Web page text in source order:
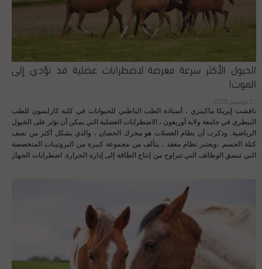
أو إلتفافها (وهو الغالب) يمكن أن يكون التدخل الجراحي اهم الحلول المطروحة. مقالات
ذات صلة كيف تحمي حصانك من المغص (الكوليك)؟ اتخاذ القرارات في حالات المغص
الحرجة:دور مالك الحصان والطبيب البيطري تابعونا على الانستجرام أضغط ...
الخيول الأكثر سرعة معرضة لاضطرابات عضلية قد تؤدي إلى
الموت!
21 ديسمبر,2025
ناقشت إيريكا ماكينزي ، أستاذة الطب الباطني للحيوانات في كلية كارلسون للطب
البيطري في جامعة ولاية أوريغون ، الاضطرابات العضلية التي يمكن أن تؤثر على الخيول
الرياضية. وذكرت أن نظام العضلات هو محرك الحصان ، والذي يشكل أكثر من نصف
كتلة الجسم ،ويعتبر نظام معقد ، يتألف من مجموعة كبيرة من البروتينات المتخصصة
التي تنسق الوظائف التي تتراوح من إنتاج الطاقة إلى إدارة الحرارة. اضطرابات الجهاز
الاضطرابات يمكن أن يكون لها بعض الآثار المفيدة ، بدءا من تعزيز كتلة العضلات إلى
تحسين معدل الأيض . نظرا لأهمية النظام العضلي للأداء الرياضي للحصان ، فقد اجتذب
تركيزا كبيرا للبحوث. حيث أن الخلل فيه يسبب مشاكل تتراوح من الضعف إلى الشلل
التنفسي والموت الباكر. ويبدو أن الخيول الأصيلة تشترك في اضطراب معين يحدث
أثناء التدريب ، ونادرًا ما تظهر علامات واضحة أثناء ممارسة السباق الفعلي. يشار إلى
هذا المرض بأنه أكثر شيوعًا في الخيول الأكثر سرعة الأسرع لأنها تؤدي عمليات عضلية
أكثر وبشكل مكثف. أعراض الاضطرابات العضلية عند الخيول السريعة “من الضروري
لمربي الخيول الرياضية التمييز بين آلام العضلات الناتجة عن الركض وبين أعراض